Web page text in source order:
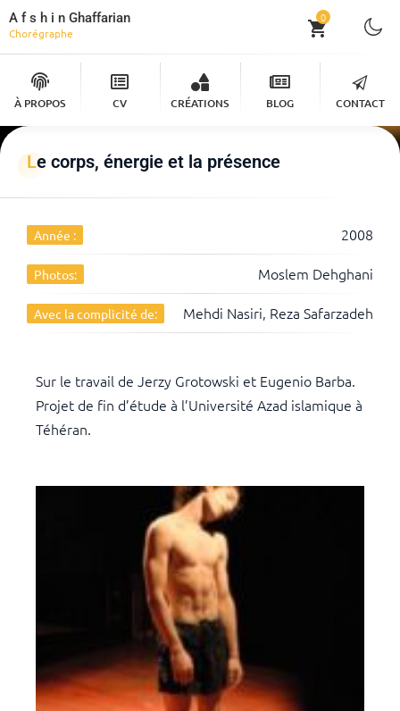
A f s h i n Ghaffarian
Chorégraphe
0
À PROPOS CV CRÉATIONS BLOG CONTACT
Le corps, énergie et la présence
Année : 2008
Photos: Moslem Dehghani
Avec la complicité de: Mehdi Nasiri, Reza Safarzadeh
Sur le travail de Jerzy Grotowski et Eugenio Barba.
Projet de fin d’étude à l’Université Azad islamique à
Téhéran.